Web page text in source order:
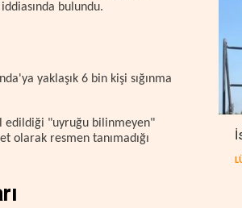
bulundu.
yaklaşık 6 bin kişi sığınma
edildiği "uyruğu bilinmeyen"
olarak resmen tanımadığı